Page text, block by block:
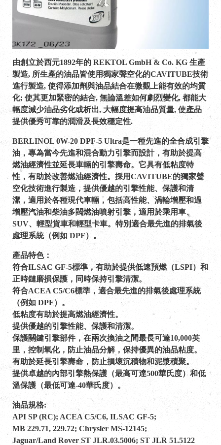
由創立於西元1892年的 REKTOL GmbH & Co. KG 生產
製造, 所生產的油品皆使用獨家聲空化的CAVITUBE技術
進行製造, 使得添加劑與油品結合在微觀上能有效的均質
化; 使其更加緊密的結合, 無論溫差如何劇烈變化, 都能大
幅度減少油品劣化或析出, 大幅度提高油品質量, 使產品
提供優秀可靠的潤滑及長效穩定性.
BERLINOL 0W-20 DPF-5 Ultra是一種先進的全合成引擎
油，專為當今先進和混合動力引擎而設計，有助於提高
燃油經濟性並延長車輛的引擎壽命。它具有低粘度特
性，有助於改善燃油經濟性。採用CAVITUBE的獨家聲
空化技術進行製造，提供優越的引擎性能、保護和清
潔，適用於各種現代車輛，包括高性能、渦輪增壓和過
增壓汽油和柴油多閥燃油噴射引擎，適用於乘用車、
SUV、輕型貨車和輕型卡車。特別適合最先進的排氣後
處理系統（例如 DPF）。
產品特色：
符合ILSAC GF-5標準，有助於提供低速預燃（LSPI）和
正時鏈磨損保護，同時保持引擎清潔。
符合ACEA C5/C6標準，適合最先進的排氣後處理系統
（例如 DPF）。
低粘度有助於提高燃油經濟性。
提供優越的引擎性能、保護和清潔。
保護關鍵引擎部件，在兩次換油之間最長可達10,000英
里，控制氧化，防止油品分解，保持優異的油品粘度。
有助於延長引擎壽命，防止損壞沉積物和泥漿積聚。
提供卓越的內部引擎熱保護（最高可達500華氏度）和低
溫保護（最低可達-40華氏度）。
油品規格:
API SP (RC); ACEA C5/C6, ILSAC GF-5;
MB 229.71, 229.72; Chrysler MS-12145;
Jaguar/Land Rover ST JLR.03.5006; ST JLR 51.5122